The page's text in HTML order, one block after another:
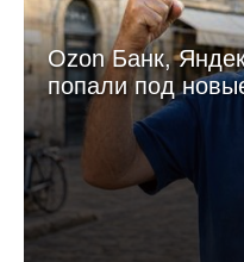
Ozon Банк,
попали под